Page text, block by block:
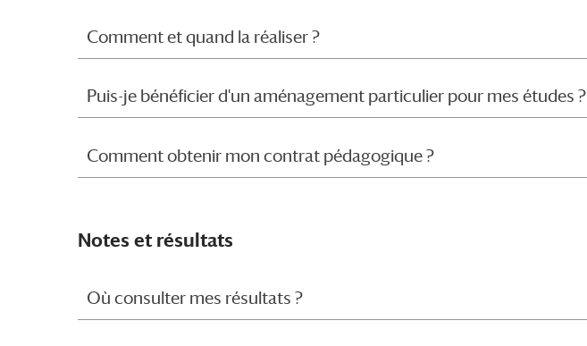
Comment et quand la réaliser ?
Puis-je bénéficier d'un aménagement particulier pour mes études ?
Comment obtenir mon contrat pédagogique ?
Notes et résultats
Où consulter mes résultats ?